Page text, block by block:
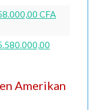
CFA
Amerikan